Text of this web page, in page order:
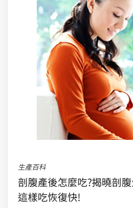
生產百科
剖腹產後怎麼吃?揭曉剖
這樣吃恢復快!